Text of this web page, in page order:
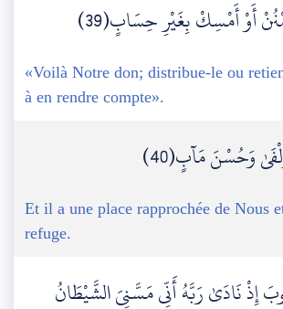
أَوْ أَمْسِكْ بِغَيْرِ حِسَابٍ(39)
«Voilà Notre don; distribue-le ou
à en rendre compte».
وَحُسْنَ مَآبٍ(40)
Et il a une place rapprochée de Nous
refuge.
إِذْ نَادَىٰ رَبَّهُ أَنِّي مَسَّنِيَ الشَّيْطَانُ